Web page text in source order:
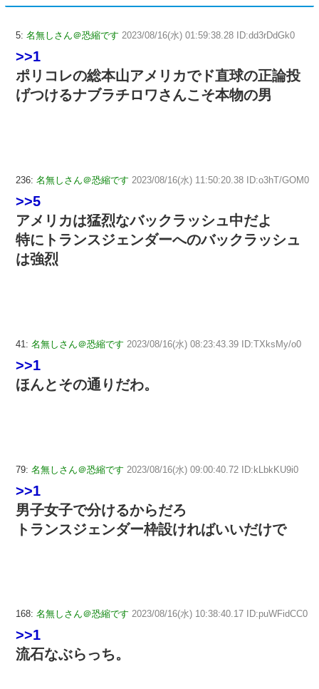
5: 名無しさん＠恐縮です 2023/08/16(水) 01:59:38.28 ID:dd3rDdGk0
>>1
ポリコレの総本山アメリカでド直球の正論投
げつけるナブラチロワさんこそ本物の男
236: 名無しさん＠恐縮です 2023/08/16(水) 11:50:20.38 ID:o3hT/GOM0
>>5
アメリカは猛烈なバックラッシュ中だよ
特にトランスジェンダーへのバックラッシュ
は強烈
41: 名無しさん＠恐縮です 2023/08/16(水) 08:23:43.39 ID:TXksMy/o0
>>1
ほんとその通りだわ。
79: 名無しさん＠恐縮です 2023/08/16(水) 09:00:40.72 ID:kLbkKU9i0
>>1
男子女子で分けるからだろ
トランスジェンダー枠設ければいいだけで
168: 名無しさん＠恐縮です 2023/08/16(水) 10:38:40.17 ID:puWFidCC0
>>1
流石なぶらっち。